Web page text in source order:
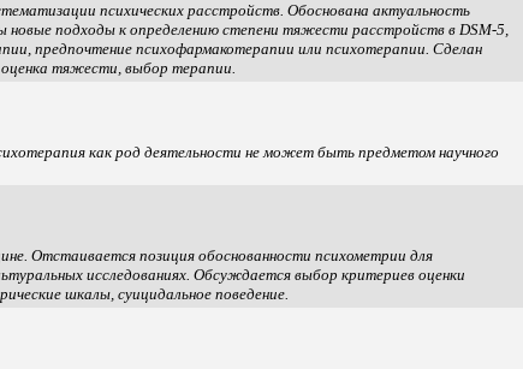
психических расстройств. Обоснована актуальность
новые подходы к определению степени тяжести расстройств в DSM-5,
предпочтение психофармакотерапии или психотерапии. Сделан
оценка тяжести, выбор терапии.
как род деятельности не может быть предметом научного
Отстаивается позиция обоснованности психометрии для
исследованиях. Обсуждается выбор критериев оценки
шкалы, суицидальное поведение.